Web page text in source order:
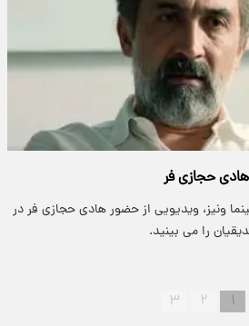
هادی حجازی فر
ونیز، ویدیویی از حضور هادی حجازی فر در
را می بینید.
۱ ۲ ۳